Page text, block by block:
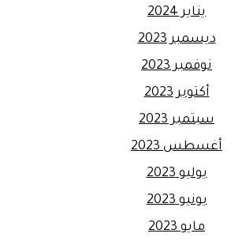
يناير 2024
ديسمبر 2023
نوفمبر 2023
أكتوبر 2023
سبتمبر 2023
أغسطس 2023
يوليو 2023
يونيو 2023
مايو 2023